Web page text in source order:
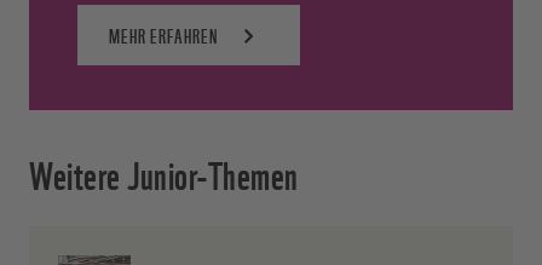
MEHR ERFAHREN
Weitere Junior-Themen